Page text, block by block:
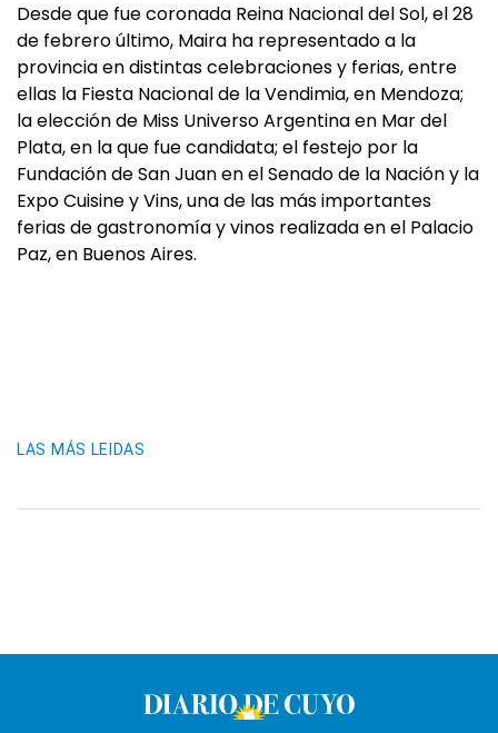
Desde que fue coronada Reina Nacional del Sol, el 28
de febrero último, Maira ha representado a la
provincia en distintas celebraciones y ferias, entre
ellas la Fiesta Nacional de la Vendimia, en Mendoza;
la elección de Miss Universo Argentina en Mar del
Plata, en la que fue candidata; el festejo por la
Fundación de San Juan en el Senado de la Nación y la
Expo Cuisine y Vins, una de las más importantes
ferias de gastronomía y vinos realizada en el Palacio
Paz, en Buenos Aires.
LAS MÁS LEIDAS